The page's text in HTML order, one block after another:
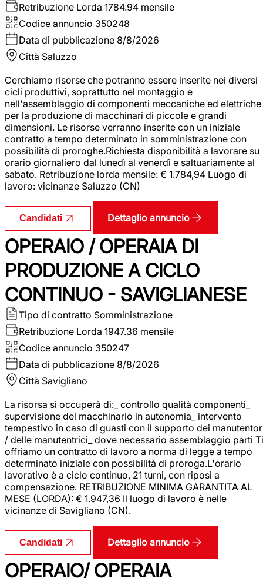
Retribuzione Lorda 1784.94 mensile
Codice annuncio 350248
Data di pubblicazione 8/8/2026
Città Saluzzo
Cerchiamo risorse che potranno essere inserite nei diversi
cicli produttivi, soprattutto nel montaggio e
nell'assemblaggio di componenti meccaniche ed elettriche
per la produzione di macchinari di piccole e grandi
dimensioni. Le risorse verranno inserite con un iniziale
contratto a tempo determinato in somministrazione con
possibilità di proroghe.Richiesta disponibilità a lavorare su
orario giornaliero dal lunedì al venerdì e saltuariamente al
sabato. Retribuzione lorda mensile: € 1.784,94 Luogo di
lavoro: vicinanze Saluzzo (CN)
Candidati Dettaglio annuncio
OPERAIO / OPERAIA DI
PRODUZIONE A CICLO
CONTINUO - SAVIGLIANESE
Tipo di contratto Somministrazione
Retribuzione Lorda 1947.36 mensile
Codice annuncio 350247
Data di pubblicazione 8/8/2026
Città Savigliano
La risorsa si occuperà di:_ controllo qualità componenti_
supervisione del macchinario in autonomia_ intervento
tempestivo in caso di guasti con il supporto dei
/ delle manutentrici_ dove necessario assemblaggio parti Ti
offriamo un contratto di lavoro a norma di legge a tempo
determinato iniziale con possibilità di proroga.L'orario
lavorativo è a ciclo continuo, 21 turni, con riposi a
compensazione. RETRIBUZIONE MINIMA GARANTITA AL
MESE (LORDA): € 1.947,36 Il luogo di lavoro è nelle
vicinanze di Savigliano (CN).
Candidati Dettaglio annuncio
OPERAIO/ OPERAIA